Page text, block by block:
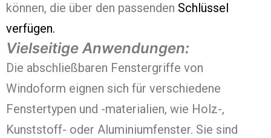
können, die über den passenden Schlüssel
verfügen.
Vielseitige Anwendungen:
Die abschließbaren Fenstergriffe von
Windoform eignen sich für verschiedene
Fenstertypen und -materialien, wie Holz-,
Kunststoff- oder Aluminiumfenster. Sie sind